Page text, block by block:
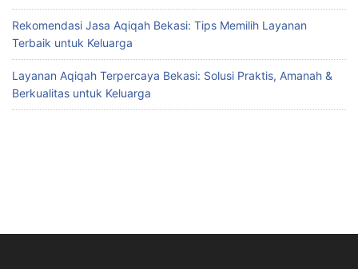
Rekomendasi Jasa Aqiqah Bekasi: Tips Memilih Layanan
Terbaik untuk Keluarga
Layanan Aqiqah Terpercaya Bekasi: Solusi Praktis, Amanah &
Berkualitas untuk Keluarga